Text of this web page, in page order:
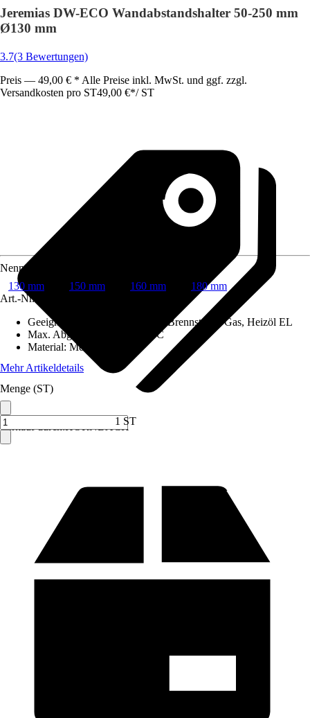
Jeremias DW-ECO Wandabstandshalter 50-250 mm
Ø130 mm
3.7(3 Bewertungen)
Preis — 49,00 € * Alle Preise inkl. MwSt. und ggf. zzgl.
Versandkosten pro ST49,00 €*/ ST
Verkauf durch:HORNBACH
Nenndurchmesser
130 mm
150 mm 160 mm
180 mm
Art.-Nr.
Geeignet für Brennstoffe
Feste Brennstoffe, Gas, Heizöl EL
Max. Abgastemperatur
600 °C
Material: Metall
Mehr Artikeldetails
Menge (ST)
1 ST